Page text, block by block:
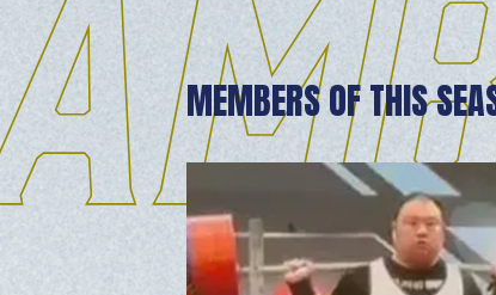
MEMBERS OF THIS